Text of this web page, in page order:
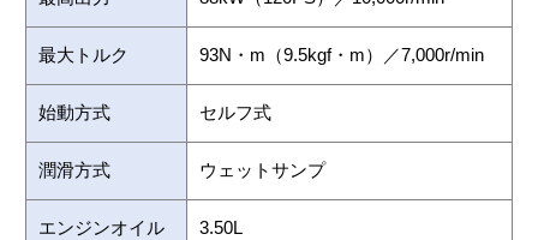
最大トルク 93N・m（9.5kgf・m）／7,000r/min
始動方式 セルフ式
潤滑方式 ウェットサンプ
エンジンオイル
3.50L